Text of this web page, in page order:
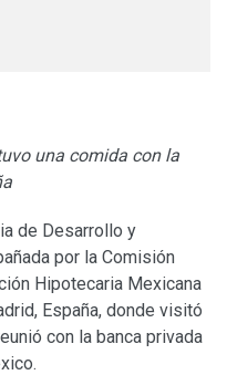
una comida con la
de Desarrollo y
por la Comisión
Hipotecaria Mexicana
España, donde visitó
con la banca privada